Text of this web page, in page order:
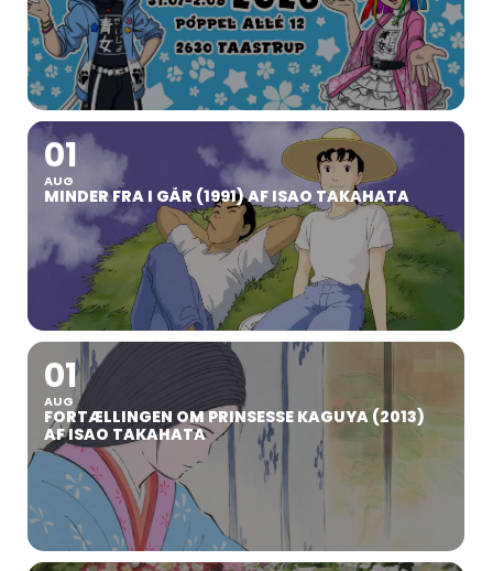
01
AUG
MINDER FRA I GÅR (1991) AF ISAO TAKAHATA
01
AUG
FORTÆLLINGEN OM PRINSESSE KAGUYA (2013)
AF ISAO TAKAHATA